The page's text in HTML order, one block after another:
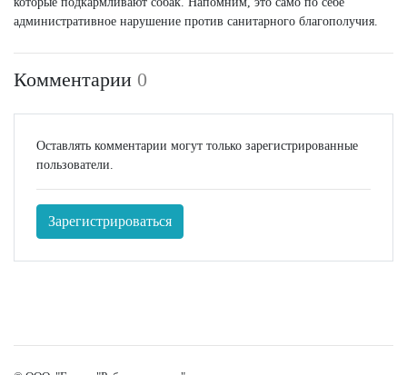
административное нарушение против санитарного благополучия.
Комментарии 0
Оставлять комментарии могут только зарегистрированные
пользователи.
Зарегистрироваться